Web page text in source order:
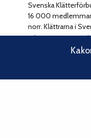
Svenska
16 000
norr. Klättrarna i
talan, oavsett om
hållbarhetsarbete.